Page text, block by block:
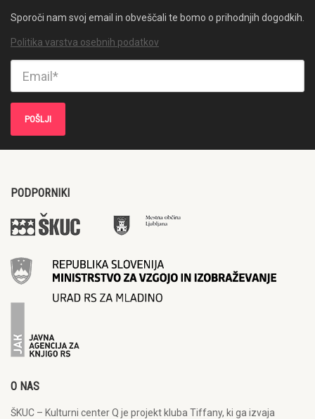
Sporoči nam svoj email in obveščali te bomo o prihodnjih dogodkih.
Politika varstva osebnih podatkov
PODPORNIKI
O NAS
ŠKUC – Kulturni center Q je projekt kluba Tiffany, ki ga izvaja